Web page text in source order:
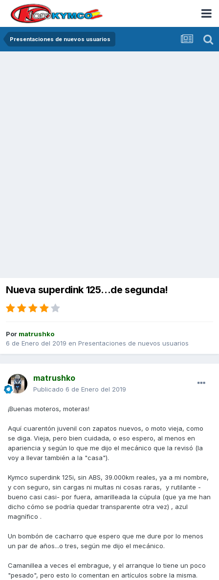
Presentaciones de nuevos usuarios
Nueva superdink 125...de segunda!
Por matrushko
6 de Enero del 2019 en Presentaciones de nuevos usuarios
matrushko
Publicado 6 de Enero del 2019
¡Buenas moteros, moteras!
Aquí cuarentón juvenil con zapatos nuevos, o moto vieja, como
se diga. Vieja, pero bien cuidada, o eso espero, al menos en
apariencia y según lo que me dijo el mecánico que la revisó (la
voy a llevar también a la "casa").
Kymco superdink 125i, sin ABS, 39.000km reales, ya a mi nombre,
y con seguro, sin cargas ni multas ni cosas raras, y rutilante -
bueno casi casi- por fuera, amarilleada la cúpula (que ya me han
dicho cómo se podría quedar transparente otra vez) , azul
magnífico .
Un bombón de cacharro que espero que me dure por lo menos
un par de años...o tres, según me dijo el mecánico.
Camanillea a veces el embrague, y el arranque lo tiene un poco
"pesado", pero esto lo comentan en artículos sobre la misma.